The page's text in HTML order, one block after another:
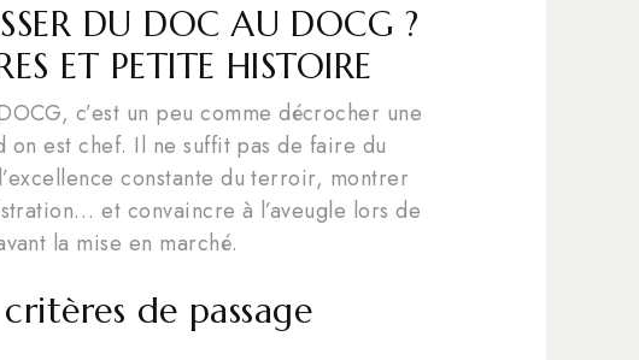
DU DOC AU DOCG ?
ET PETITE HISTOIRE
c’est un peu comme décrocher une
on est chef. Il ne suffit pas de faire du
constante du terroir, montrer
et convaincre à l’aveugle lors de
la mise en marché.
de passage